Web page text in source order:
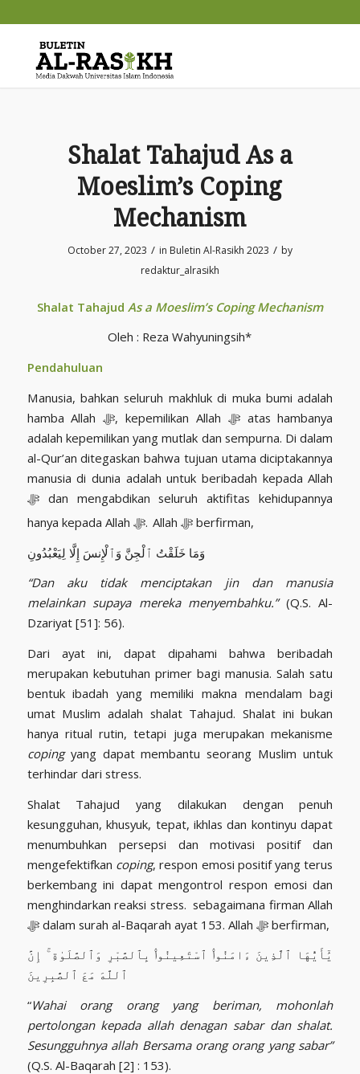
Shalat Tahajud As a
Moeslim’s Coping
Mechanism
October 27, 2023 / in Buletin Al-Rasikh 2023 / by
redaktur_alrasikh
Shalat Tahajud As a Moeslim’s Coping Mechanism
Oleh : Reza Wahyuningsih*
Pendahuluan
Manusia, bahkan seluruh makhluk di muka bumi adalah
hamba Allah ﷻ, kepemilikan Allah ﷻ atas hambanya
adalah kepemilikan yang mutlak dan sempurna. Di dalam
al-Qur’an ditegaskan bahwa tujuan utama diciptakannya
manusia di dunia adalah untuk beribadah kepada Allah
ﷻ dan mengabdikan seluruh aktifitas kehidupannya
hanya kepada Allah ﷻ.
Allah ﷻ berfirman,
وَمَا خَلَقْتُ ٱلْجِنَّ وَٱلْإِنسَ إِلَّا لِيَعْبُدُونِ
“Dan aku tidak menciptakan jin dan manusia
melainkan supaya mereka menyembahku.”(Q.S. Al-
Dzariyat [51]: 56).
Dari ayat ini, dapat dipahami bahwa beribadah
merupakan kebutuhan primer bagi manusia. Salah satu
bentuk ibadah yang memiliki makna mendalam bagi
umat Muslim adalah shalat Tahajud. Shalat ini bukan
hanya ritual rutin, tetapi juga merupakan mekanisme
copingyang dapat membantu seorang Muslim untuk
terhindar dari stress.
Shalat Tahajud yang dilakukan dengan penuh
kesungguhan, khusyuk, tepat, ikhlas dan kontinyu dapat
menumbuhkan persepsi dan motivasi positif dan
mengefektifkan coping, respon emosi positif yang terus
berkembang ini dapat mengontrol respon emosi dan
menghindarkan reaksi stress. sebagaimana firman Allah
ﷻ dalam surah al-Baqarah ayat 153. Allah ﷻ berfirman,
يَٰٓأَيُّهَا ٱلَّذِينَ ءَامَنُوا۟ ٱسْتَعِينُوا۟ بِٱلصَّبْرِ وَٱلصَّلَوٰةِ ۚ إِنَّ
ٱللَّهَ مَعَ ٱلصَّٰبِرِينَ
“Wahai orang orang yang beriman, mohonlah
pertolongan kepada allah denagan sabar dan shalat.
Sesungguhnya allah Bersama orang orang yang sabar”
(Q.S. Al-Baqarah [2] : 153).